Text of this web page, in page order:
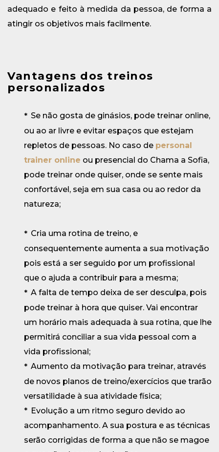
adequado e feito à medida da pessoa, de forma a
atingir os objetivos mais facilmente.
Vantagens dos treinos
personalizados
Se não gosta de ginásios, pode treinar online,
ou ao ar livre e evitar espaços que estejam
repletos de pessoas. No caso de personal
trainer online ou presencial do Chama a Sofia,
pode treinar onde quiser, onde se sente mais
confortável, seja em sua casa ou ao redor da
natureza;
Cria uma rotina de treino, e
consequentemente aumenta a sua motivação
pois está a ser seguido por um profissional
que o ajuda a contribuir para a mesma;
A falta de tempo deixa de ser desculpa, pois
pode treinar à hora que quiser. Vai encontrar
um horário mais adequada à sua rotina, que lhe
permitirá conciliar a sua vida pessoal com a
vida profissional;
Aumento da motivação para treinar, através
de novos planos de treino/exercícios que trarão
versatilidade à sua atividade física;
Evolução a um ritmo seguro devido ao
acompanhamento. A sua postura e as técnicas
serão corrigidas de forma a que não se magoe